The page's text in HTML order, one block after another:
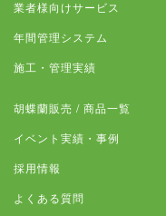
業者様向けサービス
年間管理システム
施工・管理実績
胡蝶蘭販売 / 商品一覧
イベント実績・事例
採用情報
よくある質問